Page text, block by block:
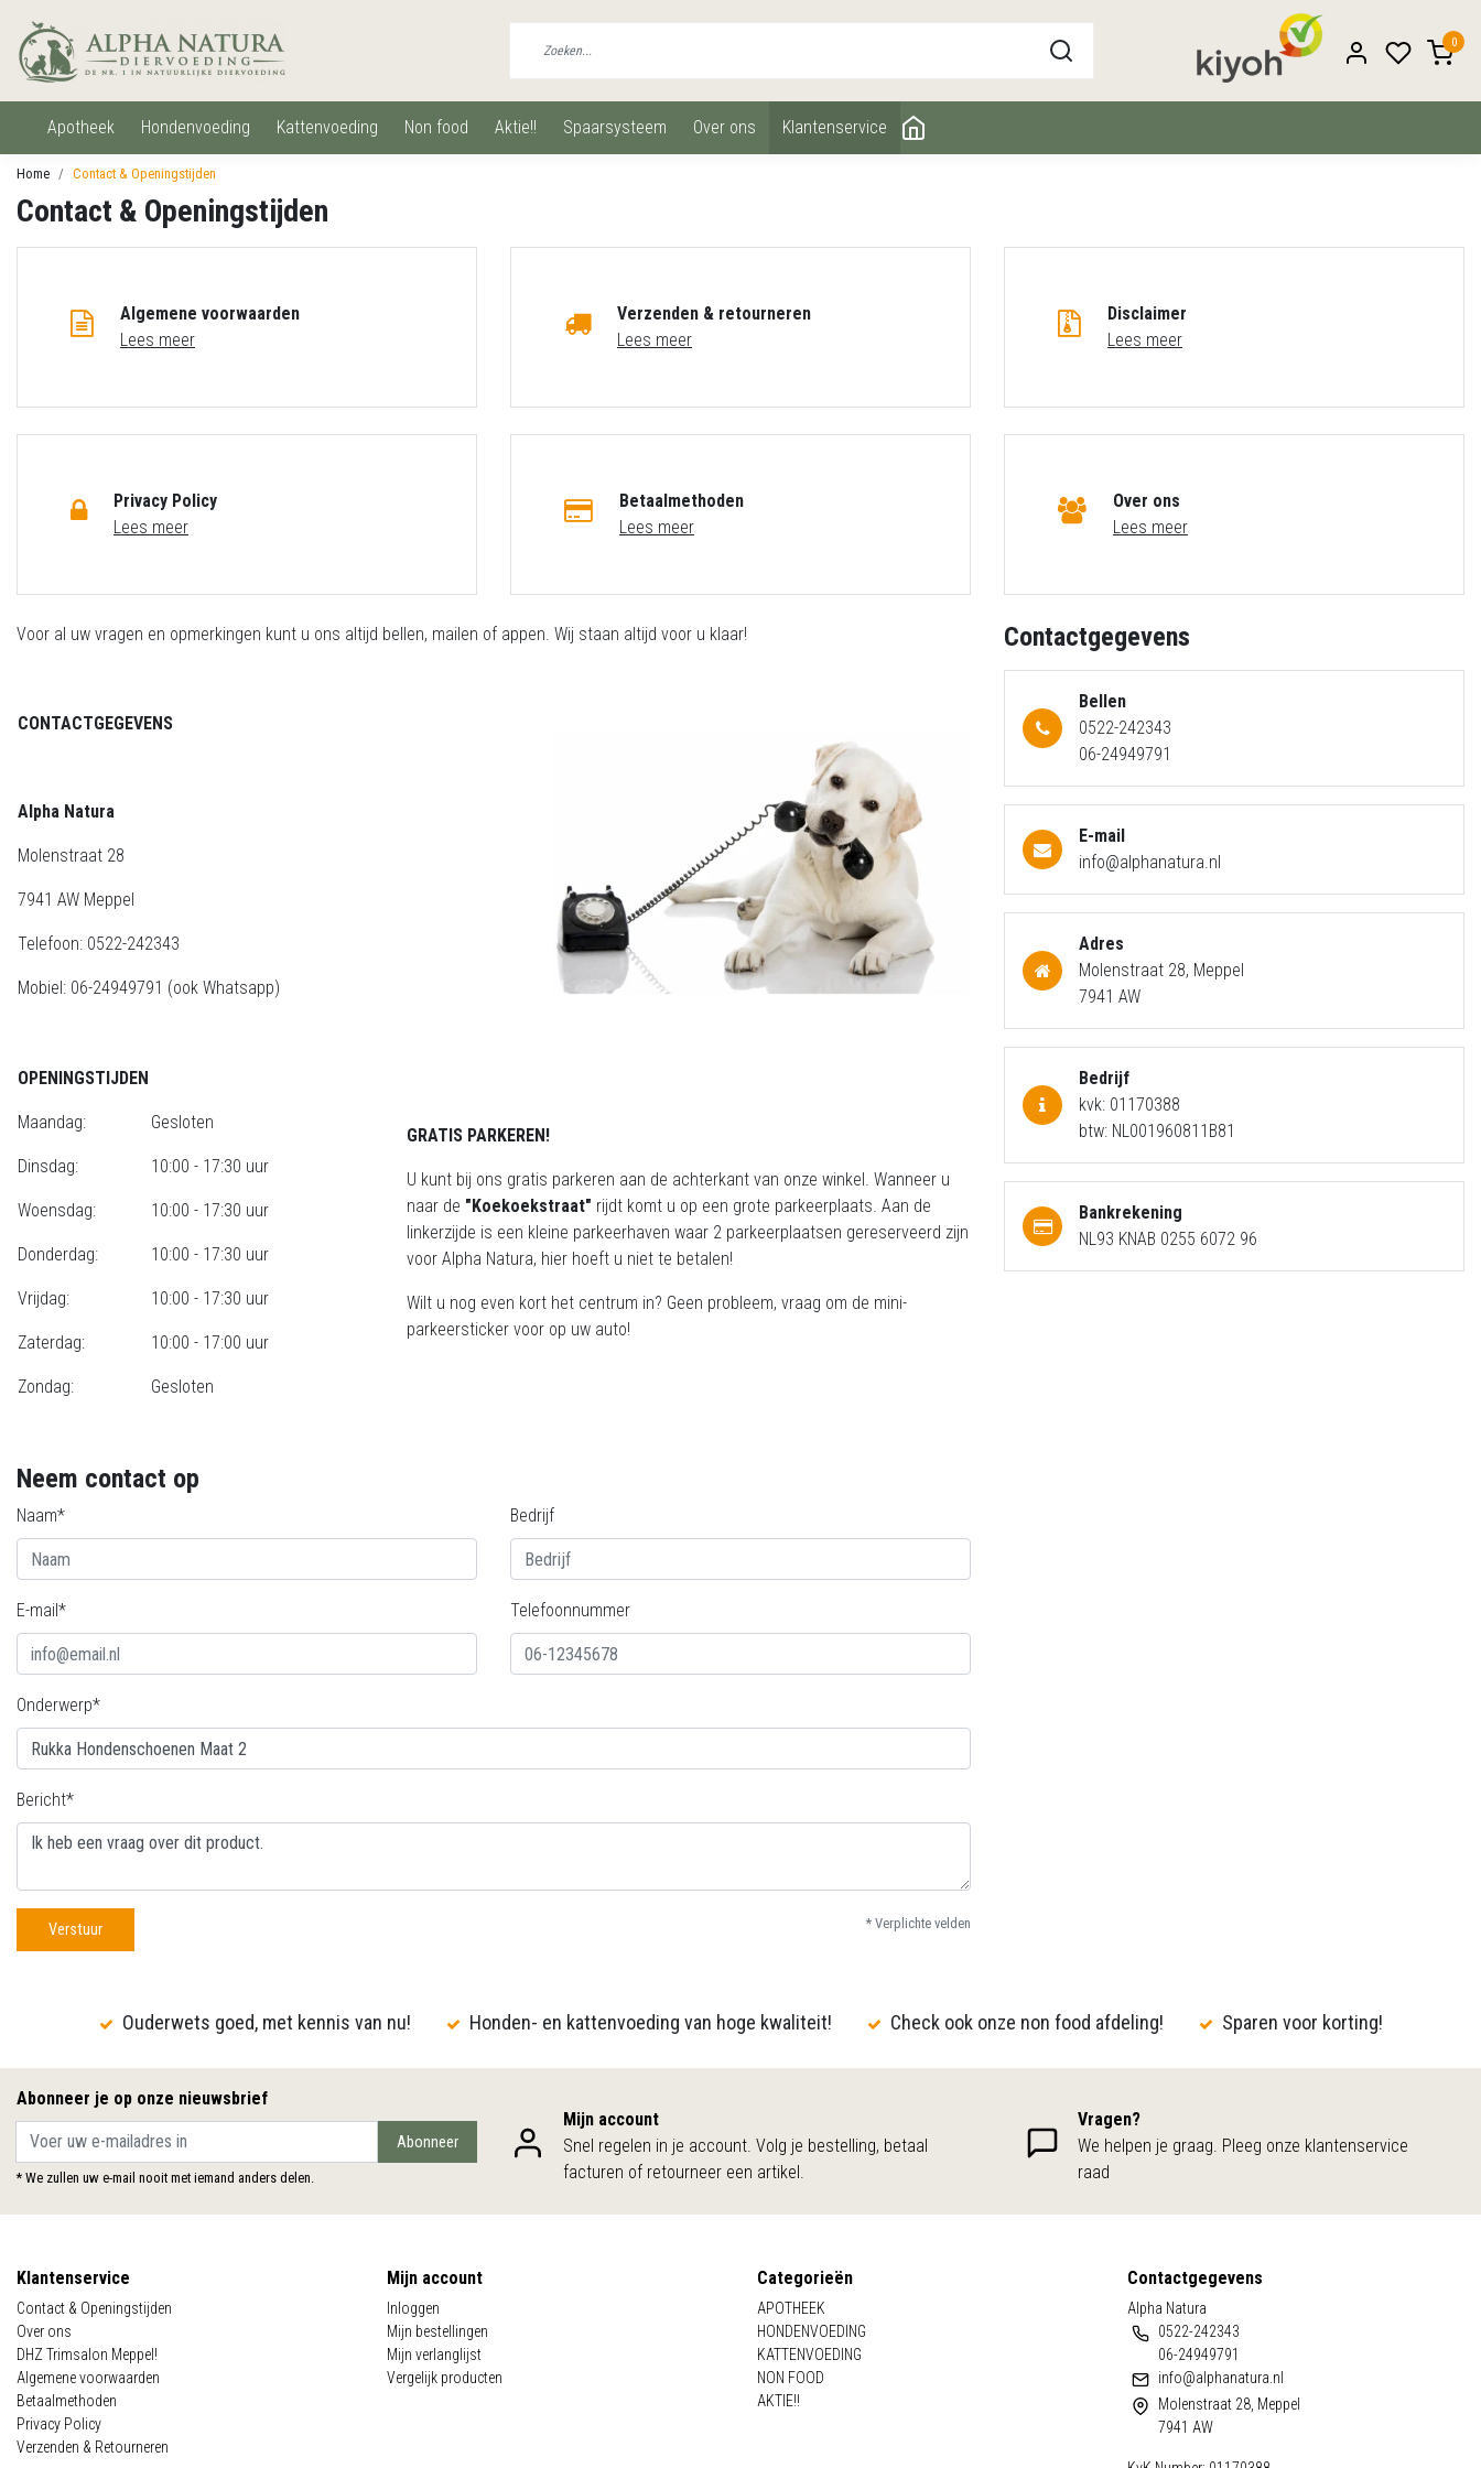
0
apotheek hondenvoeding kattenvoeding non food aktie!! spaarsysteem over ons klantenservice
Home Contact & Openingstijden
Contact & Openingstijden
Algemene voorwaarden
Lees meer
Verzenden & retourneren
Lees meer
Disclaimer
Lees meer
Privacy Policy
Lees meer
Betaalmethoden
Lees meer
Over ons
Lees meer
Voor al uw vragen en opmerkingen kunt u ons altijd bellen, mailen of appen. Wij staan altijd voor u klaar!
CONTACTGEGEVENS
Alpha Natura
Molenstraat 28
7941 AW Meppel
Telefoon: 0522-242343
Mobiel: 06-24949791 (ook Whatsapp)
OPENINGSTIJDEN
Maandag:
Dinsdag:
Woensdag:
Donderdag:
Vrijdag:
Zaterdag:
Zondag:
Gesloten
10:00 - 17:30 uur
10:00 - 17:30 uur
10:00 - 17:30 uur
10:00 - 17:30 uur
10:00 - 17:00 uur
Gesloten
GRATIS PARKEREN!
U kunt bij ons gratis parkeren aan de achterkant van onze winkel. Wanneer u
naar de "Koekoekstraat" rijdt komt u op een grote parkeerplaats. Aan de
linkerzijde is een kleine parkeerhaven waar 2 parkeerplaatsen gereserveerd zijn
voor Alpha Natura, hier hoeft u niet te betalen!
Wilt u nog even kort het centrum in? Geen probleem, vraag om de mini-
parkeersticker voor op uw auto!
Neem contact op
Naam* Bedrijf
E-mail* Telefoonnummer
Onderwerp*
Bericht*
Verstuur * Verplichte velden
Contactgegevens
Bellen
0522-242343
06-24949791
E-mail
info@alphanatura.nl
Adres
Molenstraat 28, Meppel
7941 AW
Bedrijf
kvk: 01170388
btw: NL001960811B81
Bankrekening
NL93 KNAB 0255 6072 96
Ouderwets goed, met kennis van nu! Honden- en kattenvoeding van hoge kwaliteit! Check ook onze non food afdeling! Sparen voor korting!
Abonneer je op onze nieuwsbrief
Abonneer
* We zullen uw e-mail nooit met iemand anders delen.
Mijn account
Snel regelen in je account. Volg je bestelling, betaal
facturen of retourneer een artikel.
Vragen?
We helpen je graag. Pleeg onze klantenservice
raad
Klantenservice
Contact & Openingstijden
Over ons
DHZ Trimsalon Meppel!
Algemene voorwaarden
Betaalmethoden
Privacy Policy
Verzenden & Retourneren
Mijn account
Inloggen
Mijn bestellingen
Mijn verlanglijst
Vergelijk producten
Categorieën
APOTHEEK
HONDENVOEDING
KATTENVOEDING
NON FOOD
AKTIE!!
Contactgegevens
Alpha Natura
0522-242343
06-24949791
info@alphanatura.nl
Molenstraat 28, Meppel
7941 AW